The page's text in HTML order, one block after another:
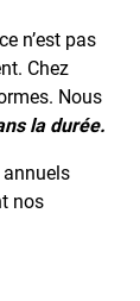
n’est pas
Chez
Nous
la durée.
nos